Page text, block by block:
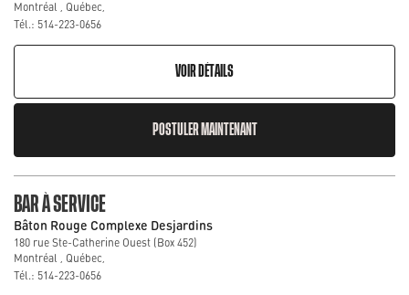
Montréal , Québec,
Tél.: 514-223-0656
VOIR DÉTAILS
POSTULER MAINTENANT
BAR À SERVICE
Bâton Rouge Complexe Desjardins
180 rue Ste-Catherine Ouest (Box 452)
Montréal , Québec,
Tél.: 514-223-0656